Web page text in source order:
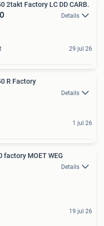
2takt Factory LC DD CARB.
Details
29 jul 26
R Factory
Details
1 jul 26
factory MOET WEG
Details
19 jul 26